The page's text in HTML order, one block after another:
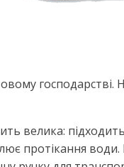
господарстві.
велика:
протікання